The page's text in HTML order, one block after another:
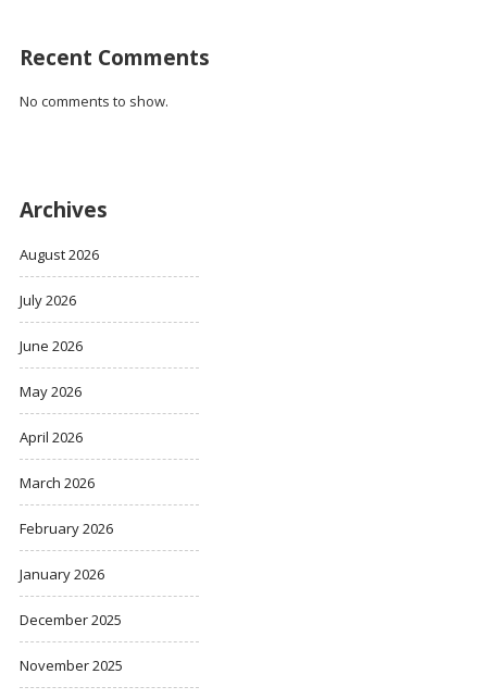
Recent Comments
No comments to show.
Archives
August 2026
July 2026
June 2026
May 2026
April 2026
March 2026
February 2026
January 2026
December 2025
November 2025